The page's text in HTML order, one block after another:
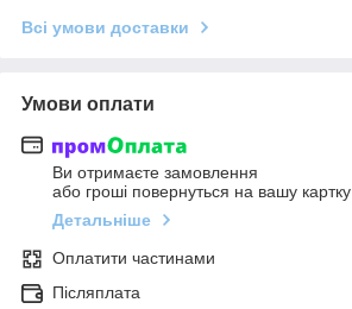
Всі умови доставки
Умови оплати
Ви отримаєте замовлення
або гроші повернуться на вашу картку
Детальніше
Оплатити частинами
Післяплата